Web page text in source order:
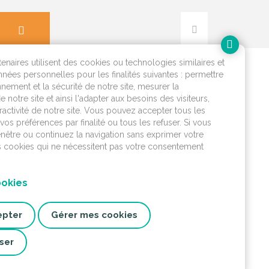
L'eau dans ma commune
utilisent des cookies ou technologies similaires et
personnelles pour les finalités suivantes : permettre
et la sécurité de notre site, mesurer la
notre site et ainsi l'adapter aux besoins des visiteurs,
de notre site. Vous pouvez accepter tous les
préférences par finalité ou tous les refuser. Si vous
ou continuez la navigation sans exprimer votre
cookies qui ne nécessitent pas votre consentement
Gérer mes cookies